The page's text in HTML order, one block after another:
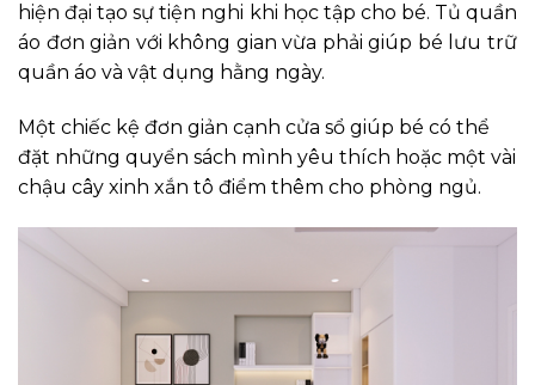
hiện đại tạo sự tiện nghi khi học tập cho bé. Tủ quần
áo đơn giản với không gian vừa phải giúp bé lưu trữ
quần áo và vật dụng hằng ngày.
Một chiếc kệ đơn giản cạnh cửa sổ giúp bé có thể
đặt những quyển sách mình yêu thích hoặc một vài
chậu cây xinh xắn tô điểm thêm cho phòng ngủ.